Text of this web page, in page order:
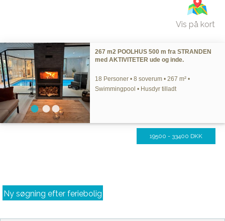
Vis på kort
267 m2 POOLHUS 500 m fra STRANDEN
med AKTIVITETER ude og inde.
18 Personer • 8 soverum • 267 m² •
Swimmingpool • Husdyr tilladt
19500 - 33400 DKK
Ny søgning efter feriebolig